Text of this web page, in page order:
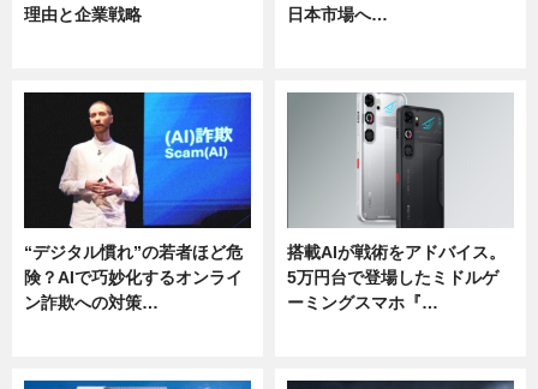
理由と企業戦略
日本市場へ…
“デジタル慣れ”の若者ほど危
険？AIで巧妙化するオンライ
ン詐欺への対策…
搭載AIが戦術をアドバイス。
5万円台で登場したミドルゲ
ーミングスマホ『…